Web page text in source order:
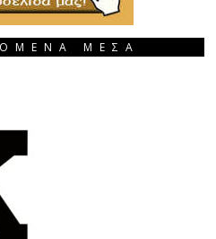
ΜΕΣΑ